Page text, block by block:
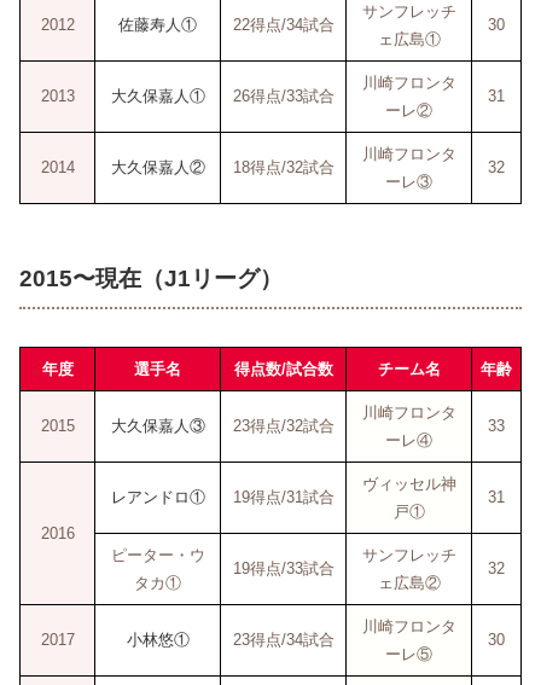
2012 佐藤寿人① 22得点/34試合
サンフレッチ
ェ広島①
30
2013 大久保嘉人① 26得点/33試合
川崎フロンタ
ーレ②
31
2014 大久保嘉人② 18得点/32試合
川崎フロンタ
ーレ③
32
2015〜現在（J1リーグ）
年度 選手名 得点数/試合数 チーム名 年齢
2015 大久保嘉人③ 23得点/32試合
川崎フロンタ
ーレ④
33
2016
レアンドロ① 19得点/31試合
ヴィッセル神
戸①
31
ピーター・ウ
タカ①
19得点/33試合
サンフレッチ
ェ広島②
32
2017 小林悠① 23得点/34試合
川崎フロンタ
ーレ⑤
30